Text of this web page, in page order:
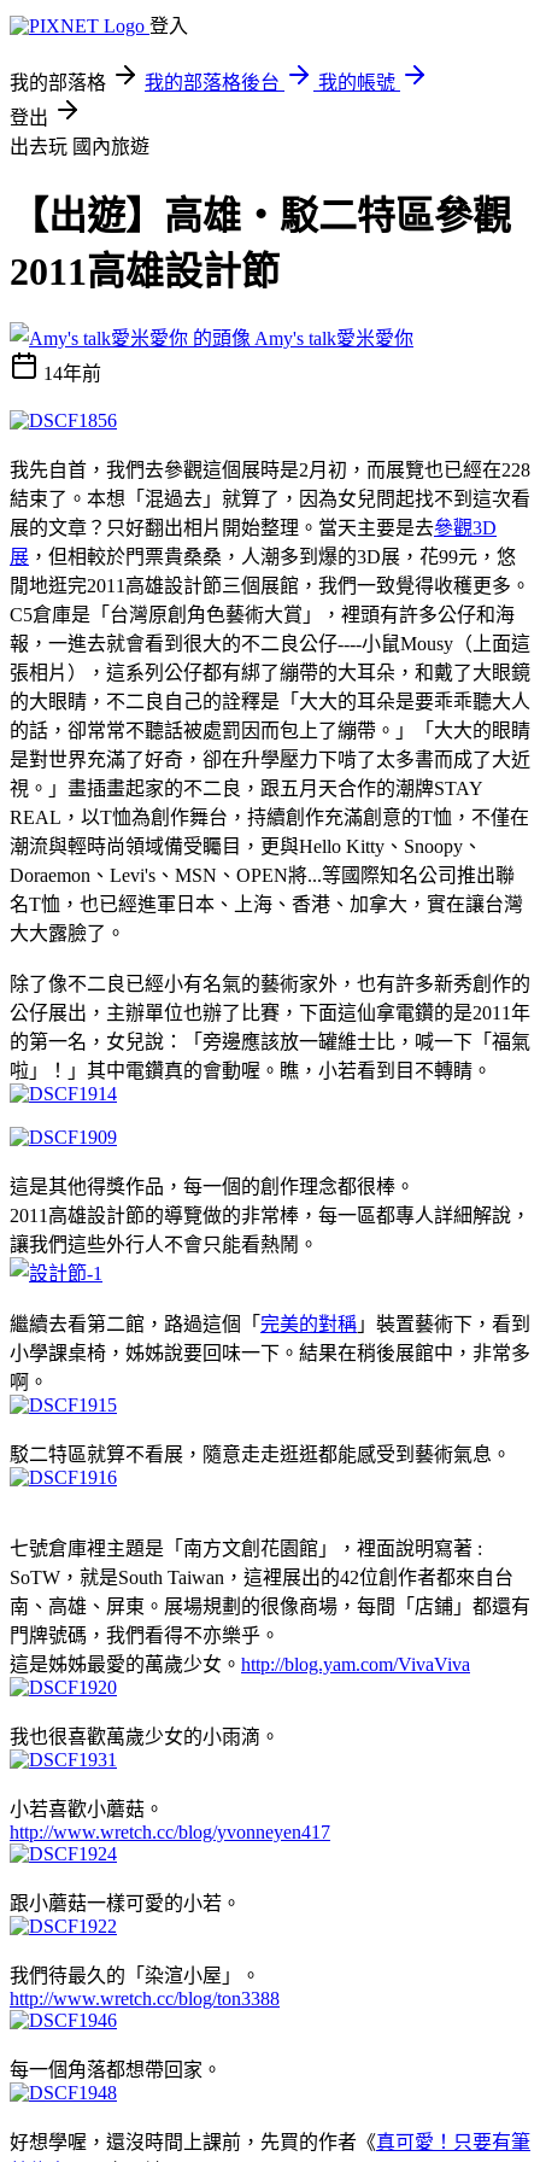
登入
我的部落格 我的部落格後台
我的帳號
登出
出去玩 國內旅遊
【出遊】高雄‧駁二特區參觀
2011高雄設計節
Amy's talk愛米愛你
14年前
我先自首，我們去參觀這個展時是2月初，而展覽也已經在228
結束了。本想「混過去」就算了，因為女兒問起找不到這次看
展的文章？只好翻出相片開始整理。當天主要是去參觀3D
展 ，但相較於門票貴桑桑，人潮多到爆的3D展，花99元，悠
閒地逛完2011高雄設計節三個展館，我們一致覺得收穫更多。
C5倉庫是「台灣原創角色藝術大賞」，裡頭有許多公仔和海
報，一進去就會看到很大的不二良公仔----小鼠Mousy（上面這
張相片），這系列公仔都有綁了繃帶的大耳朵，和戴了大眼鏡
的大眼睛，不二良自己的詮釋是「大大的耳朵是要乖乖聽大人
的話，卻常常不聽話被處罰因而包上了繃帶。」「大大的眼睛
是對世界充滿了好奇，卻在升學壓力下啃了太多書而成了大近
視。」畫插畫起家的不二良，跟五月天合作的潮牌STAY
REAL，以T恤為創作舞台，持續創作充滿創意的T恤，不僅在
潮流與輕時尚領域備受矚目，更與Hello Kitty、Snoopy、
Doraemon、Levi's、MSN、OPEN將...等國際知名公司推出聯
名T恤，也已經進軍日本、上海、香港、加拿大，實在讓台灣
大大露臉了。
除了像不二良已經小有名氣的藝術家外，也有許多新秀創作的
公仔展出，主辦單位也辦了比賽，下面這仙拿電鑽的是2011年
的第一名，女兒說：「旁邊應該放一罐維士比，喊一下「福氣
啦」！」其中電鑽真的會動喔。瞧，小若看到目不轉睛。
這是其他得獎作品，每一個的創作理念都很棒。
2011高雄設計節的導覽做的非常棒，每一區都專人詳細解說，
讓我們這些外行人不會只能看熱鬧。
繼續去看第二館，路過這個「 完美的對稱 」裝置藝術下，看到
小學課桌椅，姊姊說要回味一下。結果在稍後展館中，非常多
啊。
駁二特區就算不看展，隨意走走逛逛都能感受到藝術氣息。
七號倉庫裡主題是 「南方文創花園館」，裡面說明寫著 :
SoTW，就是South Taiwan， 這裡展出的42位創作者都來自台
南、高雄、屏東。展場規劃的很像商場，每間「店鋪」都還有
門牌號碼，我們看得不亦樂乎。
這是姊姊最愛的萬歲少女。 http://blog.yam.com/VivaViva
我也很喜歡萬歲少女的小雨滴。
小若喜歡小蘑菇。
http://www.wretch.cc/blog/yvonneyen417
跟小蘑菇一樣可愛的小若。
我們待最久的「染渲小屋」。
http://www.wretch.cc/blog/ton3388
每一個角落都想帶回家。
好想學喔，還沒時間上課前，先買的作者《真可愛！只要有筆